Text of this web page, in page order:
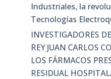
Industriales, la
Tecnologías
INVESTIGADORES
REY JUAN CARLOS
LOS FÁRMACOS
RESIDUAL